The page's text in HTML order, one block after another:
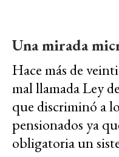
Una mirada
Hace más de
mal llamada Ley
que discriminó a
pensionados ya
obligatoria un